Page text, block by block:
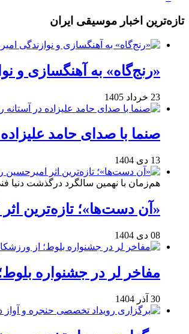
تازه‌ترین اخبار موسیقی ایران
«رنج‌گاه» به آهنگسازی و
23 خرداد 1405
صنما با صدای حامد
13 دی 1404
هم‌زمان با نهمین سالگرد درگذشت دنیا
«آن دست‌ها»؛ تازه‌ترین
08 دی 1404
مفاخر لر در جشنواره
30 آذر 1404